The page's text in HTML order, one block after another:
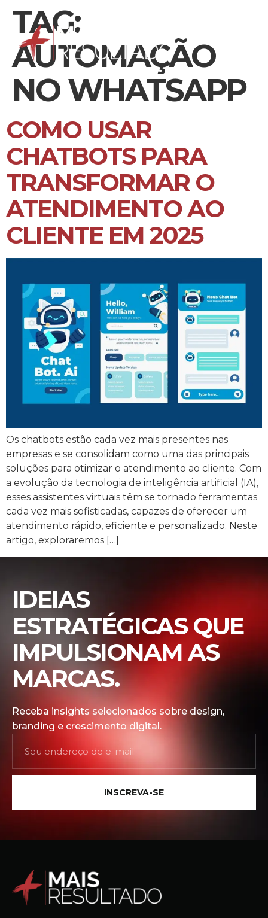
TAG:
AUTOMAÇÃO
NO WHATSAPP
COMO USAR
CHATBOTS PARA
TRANSFORMAR O
ATENDIMENTO AO
CLIENTE EM 2025
Os chatbots estão cada vez mais presentes nas
empresas e se consolidam como uma das principais
soluções para otimizar o atendimento ao cliente. Com
a evolução da tecnologia de inteligência artificial (IA),
esses assistentes virtuais têm se tornado ferramentas
cada vez mais sofisticadas, capazes de oferecer um
atendimento rápido, eficiente e personalizado. Neste
artigo, exploraremos […]
IDEIAS
ESTRATÉGICAS QUE
IMPULSIONAM AS
MARCAS.
Receba insights selecionados sobre design,
branding e crescimento digital.
INSCREVA-SE